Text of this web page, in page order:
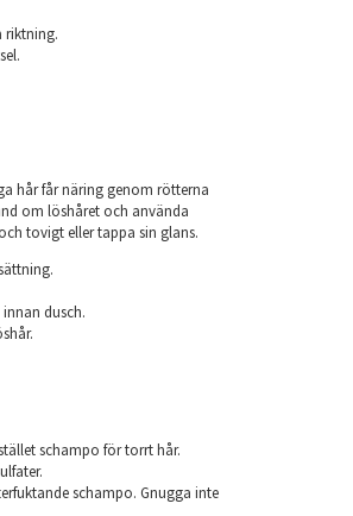
riktning.
hår får näring genom rötterna
om löshåret och använda
tovigt eller tappa sin glans.
dusch.
schampo för torrt hår.
schampo. Gnugga inte